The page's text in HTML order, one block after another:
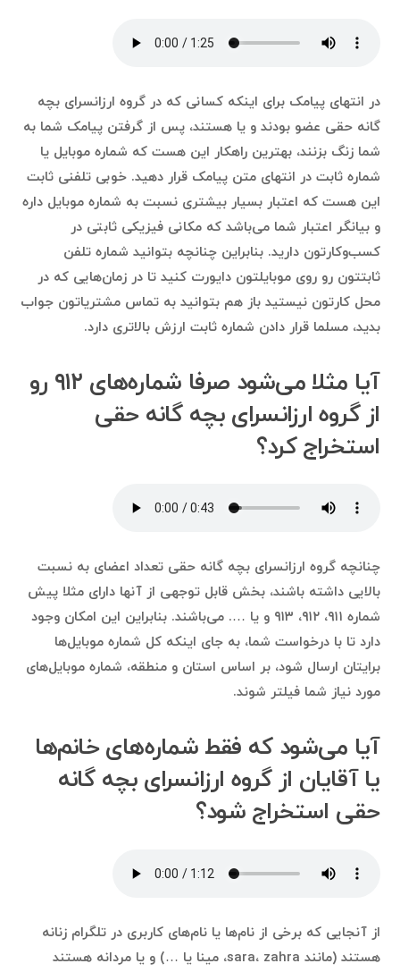
در انتهای پیامک برای اینکه کسانی که در گروه ارزانسرای بچه
گانه حقی عضو بودند و یا هستند، پس از گرفتن پیامک شما به
شما زنگ بزنند، بهترین راهکار این هست که شماره موبایل یا
شماره ثابت در انتهای متن پیامک قرار دهید. خوبی تلفنی ثابت
این هست که اعتبار بسیار بیشتری نسبت به شماره موبایل داره
و بیانگر اعتبار شما می‌باشد که مکانی فیزیکی ثابتی در
کسب‌وکارتون دارید. بنابراین چنانچه بتوانید شماره تلفن
ثابتتون رو روی موبایلتون دایورت کنید تا در زمان‌هایی که در
محل کارتون نیستید باز هم بتوانید به تماس مشتریاتون جواب
بدید، مسلما قرار دادن شماره ثابت ارزش بالاتری دارد.
آیا مثلا می‌شود صرفا شماره‌های ۹۱۲ رو
از گروه ارزانسرای بچه گانه حقی
استخراج کرد؟
چنانچه گروه ارزانسرای بچه گانه حقی تعداد اعضای به نسبت
بالایی داشته باشند، بخش قابل توجهی از آنها دارای مثلا پیش
شماره ۹۱۱، ۹۱۲، ۹۱۳ و یا …. می‌باشند. بنابراین این امکان وجود
دارد تا با درخواست شما، به جای اینکه کل شماره موبایل‌ها
برایتان ارسال شود، بر اساس استان و منطقه، شماره موبایل‌های
مورد نیاز شما فیلتر شوند.
آیا می‌شود که فقط شماره‌های خانم‌ها
یا آقایان از گروه ارزانسرای بچه گانه
حقی استخراج شود؟
از آنجایی که برخی از نام‌ها یا نام‌های کاربری در تلگرام زنانه
هستند (مانند sara، zahra، مینا یا …) و یا مردانه هستند